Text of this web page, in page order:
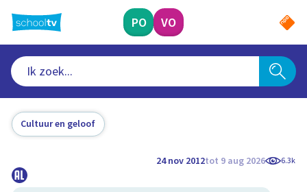
naar
hoofdinhoud
PO VO
Cultuur en geloof
24 nov 2012tot 9 aug 2026 6.3k